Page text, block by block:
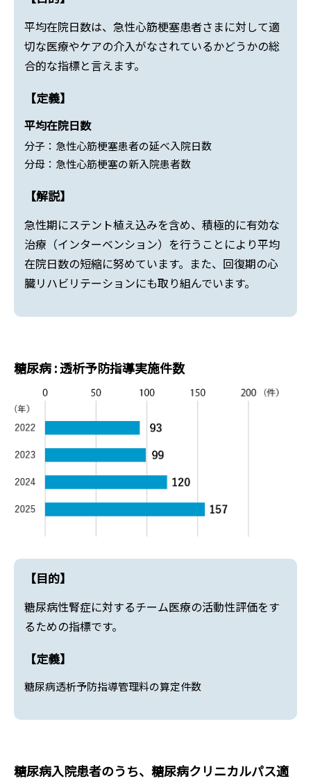
平均在院日数は、急性心筋梗塞患者さまに対して適
切な医療やケアの介入がなされているかどうかの総
合的な指標と言えます。
【定義】
平均在院日数
分子：急性心筋梗塞患者の延べ入院日数
分母：急性心筋梗塞の新入院患者数
【解説】
急性期にステント植え込みを含め、積極的に有効な
治療（インターベンション）を行うことにより平均
在院日数の短縮に努めています。また、回復期の心
臓リハビリテーションにも取り組んでいます。
糖尿病 : 透析予防指導実施件数
【目的】
糖尿病性腎症に対するチーム医療の活動性評価をす
るための指標です。
【定義】
糖尿病透析予防指導管理料の算定件数
糖尿病入院患者のうち、糖尿病クリニカルパス適